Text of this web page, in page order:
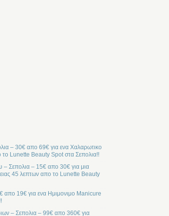
– 30€ απο 69€ για ενα Χαλαρωτικο
Lunette Beauty Spot στα Σεπολια!!
Σεπολια – 15€ απο 30€ για μια
45 λεπτων απο το Lunette Beauty
απο 19€ για ενα Ημιμονιμο Manicure
– Σεπολια – 99€ απο 360€ για